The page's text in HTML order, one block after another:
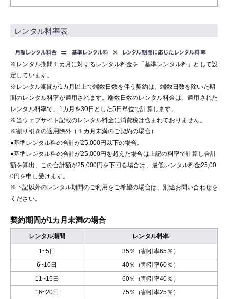
レンタル料率表
※レンタル期間１カ月に対するレンタル料金を「基準レンタル料」として設
定しています。
※レンタル期間が1カ月以上で端数日数を伴う契約は、端数日数を除いた期
間のレンタル料率が適用されます。端数日数のレンタル料金は、適用された
レンタル料率で、1カ月を30日とした5日単位で計算します。
※当ウェブサイト記載のレンタル料金に消費税は含まれておりません。
※割り引きの適用除外（１カ月未満のご契約の場合）
●基準レンタル料の合計が25,000円以下の場合。
●基準レンタル料の合計が25,000円を超えた場合は上記の料率で計算し合計
額を算出、この合計額が25,000円を下回る場合は、最低レンタル料金25,00
0円を申し受けます。
※下記以外のレンタル期間のご利用をご希望の場合は、別途お問い合わせを
ください。
契約期間が1カ月未満の場合
レンタル期間 レンタル料率
1~5日
35％（割引率65％）
6~10日
40％（割引率60％）
11~15日
60％（割引率40％）
16~20日
75％（割引率25％）